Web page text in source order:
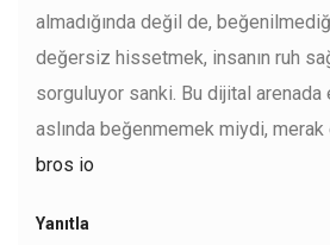
almadığında değil de,
değersiz hissetmek, insanın ruh
sorguluyor sanki. Bu dijital arenada
aslında beğenmemek miydi, merak
bros io
Yanıtla